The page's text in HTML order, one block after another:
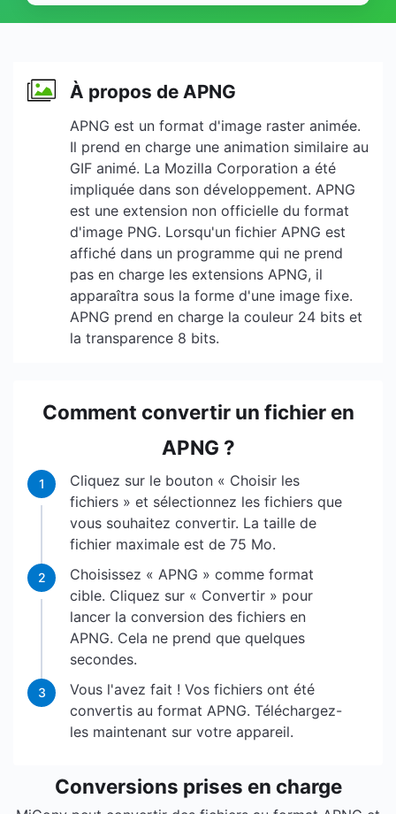
À propos de APNG
APNG est un format d'image raster animée.
Il prend en charge une animation similaire au
GIF animé. La Mozilla Corporation a été
impliquée dans son développement. APNG
est une extension non officielle du format
d'image PNG. Lorsqu'un fichier APNG est
affiché dans un programme qui ne prend
pas en charge les extensions APNG, il
apparaîtra sous la forme d'une image fixe.
APNG prend en charge la couleur 24 bits et
la transparence 8 bits.
Comment convertir un fichier en
APNG ?
1
Cliquez sur le bouton « Choisir les
fichiers » et sélectionnez les fichiers que
vous souhaitez convertir. La taille de
fichier maximale est de 75 Mo.
2
Choisissez « APNG » comme format
cible. Cliquez sur « Convertir » pour
lancer la conversion des fichiers en
APNG. Cela ne prend que quelques
secondes.
3
Vous l'avez fait ! Vos fichiers ont été
convertis au format APNG. Téléchargez-
les maintenant sur votre appareil.
Conversions prises en charge